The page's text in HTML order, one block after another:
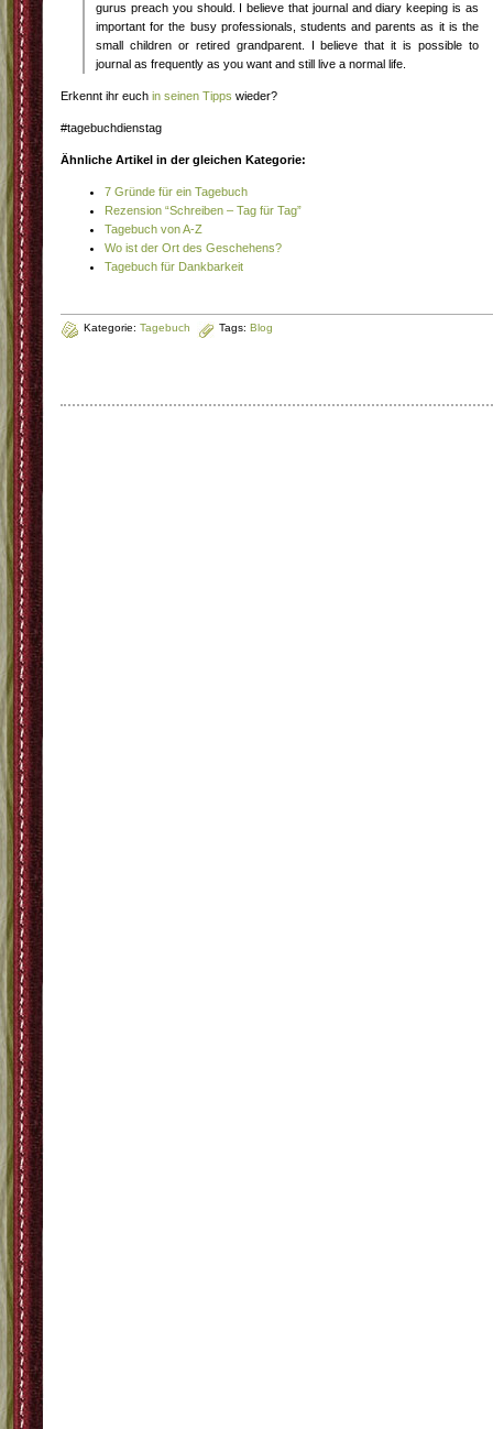
gurus preach you should. I believe that journal and diary keeping is as
important for the busy professionals, students and parents as it is the
small children or retired grandparent. I believe that it is possible to
journal as frequently as you want and still live a normal life.
Erkennt ihr euch in seinen Tipps wieder?
#tagebuchdienstag
Ähnliche Artikel in der gleichen Kategorie:
7 Gründe für ein Tagebuch
Rezension “Schreiben – Tag für Tag”
Tagebuch von A-Z
Wo ist der Ort des Geschehens?
Tagebuch für Dankbarkeit
Kategorie: Tagebuch Tags: Blog